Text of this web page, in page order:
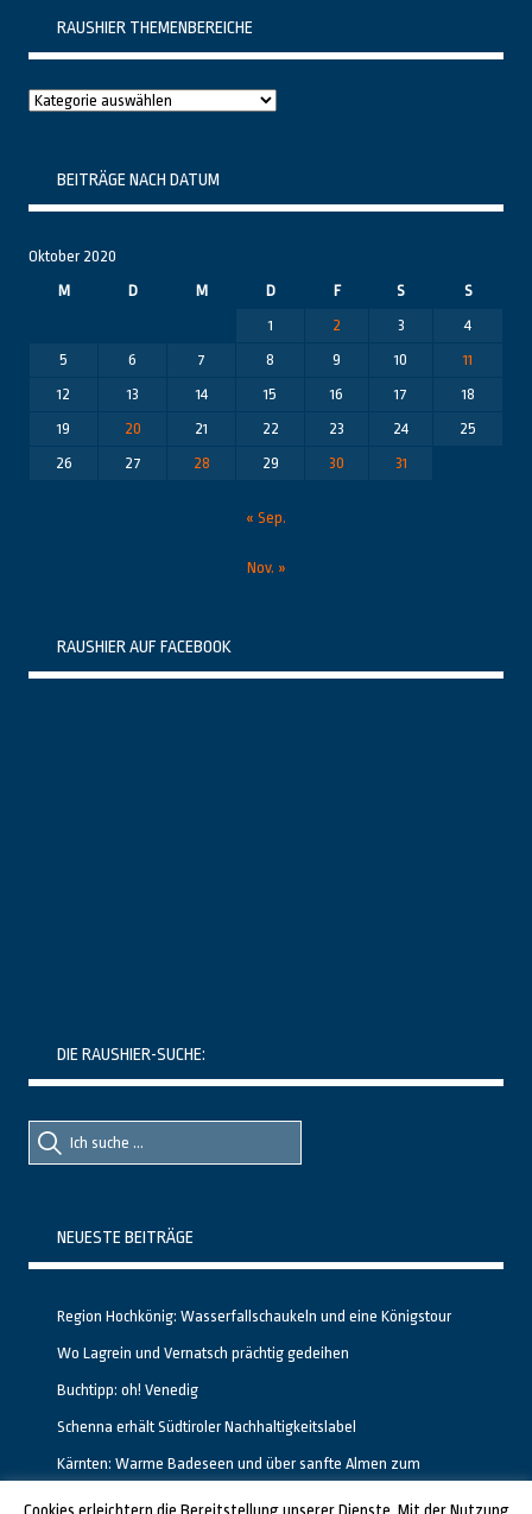
RAUSHIER THEMENBEREICHE
Raushier
BEITRÄGE NACH DATUM
Oktober 2020
M
D M D F S
S
1
2 3
4
5
6 7 8 9 10
11
12
13 14 15 16 17
18
19
20 21 22 23 24
25
26
27 28 29 30 31
« Sep.
Nov. »
RAUSHIER AUF FACEBOOK
DIE RAUSHIER-SUCHE:
Suche
nach::
Suche
nach:
NEUESTE BEITRÄGE
Region Hochkönig: Wasserfallschaukeln und eine Königstour
Wo Lagrein und Vernatsch prächtig gedeihen
Buchtipp: oh! Venedig
Schenna erhält Südtiroler Nachhaltigkeitslabel
Kärnten: Warme Badeseen und über sanfte Almen zum
Cookies erleichtern die Bereitstellung unserer Dienste. Mit der Nutzung